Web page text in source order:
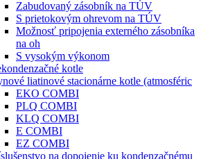
Zabudovaný zásobník na TÚV
S prietokovým ohrevom na TÚV
Možnosť pripojenia externého zásobníka
na oh
S vysokým výkonom
kotle
liatinové stacionárne kotle (atmosféric
EKO COMBI
PLQ COMBI
KLQ COMBI
E COMBI
EZ COMBI
na dopojenie ku kondenzačnému